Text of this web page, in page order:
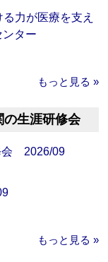
力が医療を支え
ター
もっと見る »
の生涯研修会
会 2026/09
もっと見る »